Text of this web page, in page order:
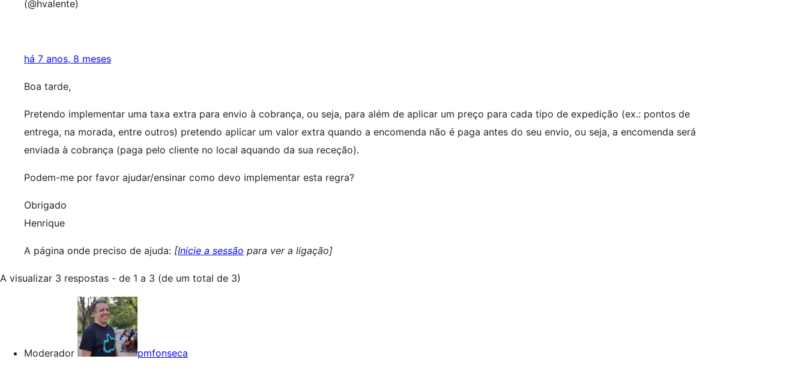
(@hvalente)
há 7 anos, 8 meses
Boa tarde,
Pretendo implementar uma taxa extra para envio à cobrança, ou seja, para além de aplicar um preço para cada tipo de expedição (ex.: pontos de
entrega, na morada, entre outros) pretendo aplicar um valor extra quando a encomenda não é paga antes do seu envio, ou seja, a encomenda será
enviada à cobrança (paga pelo cliente no local aquando da sua receção).
Podem-me por favor ajudar/ensinar como devo implementar esta regra?
Obrigado
Henrique
A página onde preciso de ajuda: [Inicie a sessão para ver a ligação]
A visualizar 3 respostas - de 1 a 3 (de um total de 3)
Moderador pmfonseca